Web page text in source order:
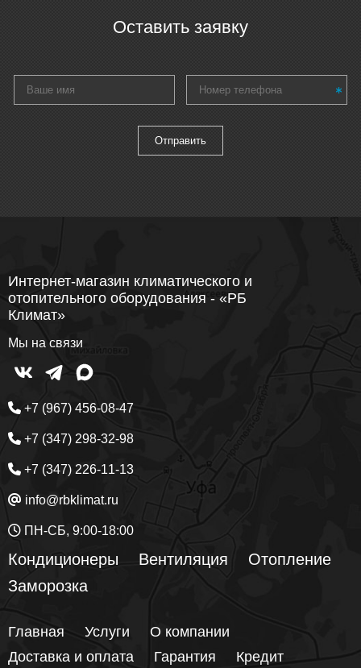
Оставить заявку
Интернет-магазин климатического и
отопительного оборудования - «РБ
Климат»
Мы на связи
+7 (967) 456-08-47
+7 (347) 298-32-98
+7 (347) 226-11-13
info@rbklimat.ru
ПН-СБ, 9:00-18:00
Кондиционеры Вентиляция
Отопление
Заморозка
Главная Услуги
О компании
Доставка и оплата
Гарантия Кредит